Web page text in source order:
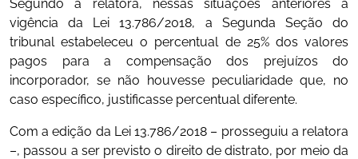
Segundo a relatora, nessas situações anteriores à
vigência da Lei 13.786/2018, a Segunda Seção do
tribunal estabeleceu o percentual de 25% dos valores
pagos para a compensação dos prejuízos do
incorporador, se não houvesse peculiaridade que, no
caso específico, justificasse percentual diferente.
Com a edição da Lei 13.786/2018 – prosseguiu a relatora
–, passou a ser previsto o direito de distrato, por meio da